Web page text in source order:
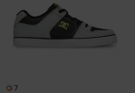
7